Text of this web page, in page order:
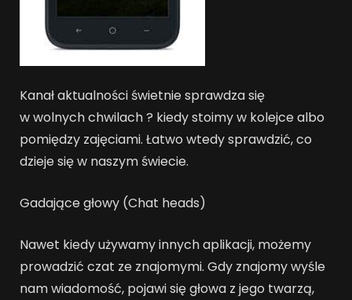
Kanał aktualności świetnie sprawdza się
w wolnych chwilach ? kiedy stoimy w kolejce albo
pomiędzy zajęciami. Łatwo wtedy sprawdzić, co
dzieje się w naszym świecie.
Gadające głowy (Chat heads)
Nawet kiedy używamy innych aplikacji, możemy
prowadzić czat ze znajomymi. Gdy znajomy wyśle
nam wiadomość, pojawi się głowa z jego twarzą,